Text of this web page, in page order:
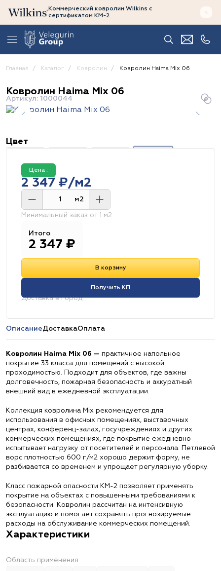
Коммерческий ковролин Wilkins с
сертификатом КМ-2
Главная Каталог Ковролин Ковролин Haima Mix 06
Ковролин Haima Mix 06
Артикул: 1000044
Цвет
Цена :
2 347 ₽/м2
м2
Минимальный заказ от 1 м2
Итого
2 347 ₽
В корзину
Получить КП
Доставка в город:
ОписаниеДоставкаОплата
Ковролин Haima Mix 06 — практичное напольное
покрытие 33 класса для помещений с высокой
проходимостью. Подходит для объектов, где важны
долговечность, пожарная безопасность и аккуратный
внешний вид в ежедневной эксплуатации.
Коллекция ковролина Mix рекомендуется для
использования в офисных помещениях, выставочных
центрах, конференц-залах, госучреждениях и других
коммерческих помещениях, где покрытие ежедневно
испытывает нагрузку от посетителей и персонала. Петлевой
ворс плотностью 600 г/м2 хорошо держит форму, не
разбивается со временем и упрощает регулярную уборку.
Класс пожарной опасности КМ-2 позволяет применять
покрытие на объектах с повышенными требованиями к
безопасности. Ковролин рассчитан на интенсивную
эксплуатацию и помогает сохранять прогнозируемые
расходы на обслуживание коммерческих помещений.
Характеристики
Область применения